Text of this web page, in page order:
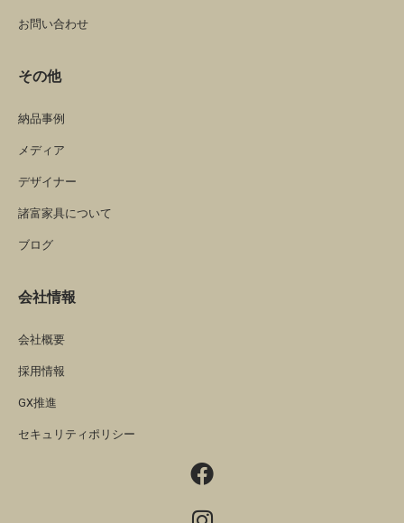
お問い合わせ
その他
納品事例
メディア
デザイナー
諸富家具について
ブログ
会社情報
会社概要
採用情報
GX推進
セキュリティポリシー